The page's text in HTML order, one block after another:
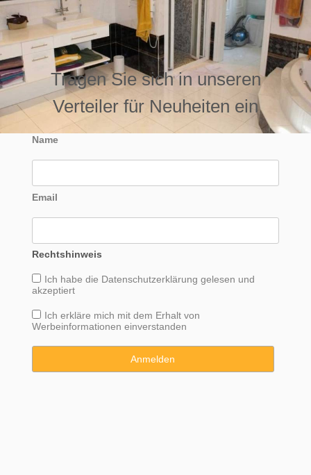
Tragen Sie sich in unseren
Verteiler für Neuheiten ein
Name
Email
Rechtshinweis
Ich habe die Datenschutzerklärung gelesen und
akzeptiert
Ich erkläre mich mit dem Erhalt von
Werbeinformationen einverstanden